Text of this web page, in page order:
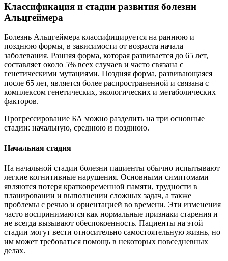
Классификация и стадии развития болезни
Альцгеймера
Болезнь Альцгеймера классифицируется на раннюю и
позднюю формы, в зависимости от возраста начала
заболевания. Ранняя форма, которая развивается до 65 лет,
составляет около 5% всех случаев и часто связана с
генетическими мутациями. Поздняя форма, развивающаяся
после 65 лет, является более распространенной и связана с
комплексом генетических, экологических и метаболических
факторов.
Прогрессирование БА можно разделить на три основные
стадии: начальную, среднюю и позднюю.
Начальная стадия
На начальной стадии болезни пациенты обычно испытывают
легкие когнитивные нарушения. Основными симптомами
являются потеря кратковременной памяти, трудности в
планировании и выполнении сложных задач, а также
проблемы с речью и ориентацией во времени. Эти изменения
часто воспринимаются как нормальные признаки старения и
не всегда вызывают обеспокоенность. Пациенты на этой
стадии могут вести относительно самостоятельную жизнь, но
им может требоваться помощь в некоторых повседневных
делах.